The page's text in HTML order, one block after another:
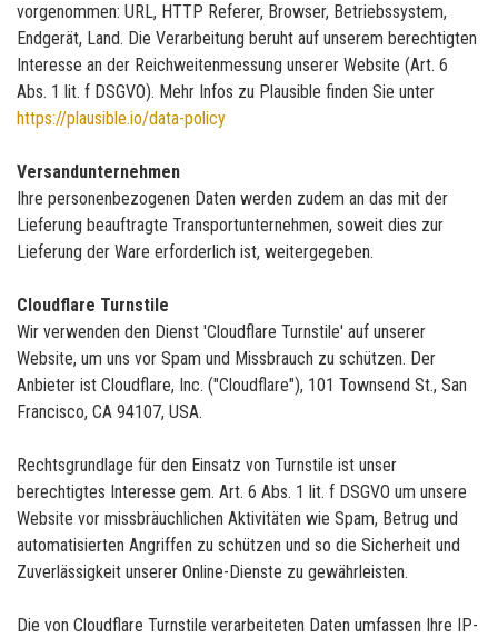
vorgenommen: URL, HTTP Referer, Browser, Betriebssystem,
Endgerät, Land. Die Verarbeitung beruht auf unserem berechtigten
Interesse an der Reichweitenmessung unserer Website (Art. 6
Abs. 1 lit. f DSGVO). Mehr Infos zu Plausible finden Sie unter
https://plausible.io/data-policy
Versandunternehmen
Ihre personenbezogenen Daten werden zudem an das mit der
Lieferung beauftragte Transportunternehmen, soweit dies zur
Lieferung der Ware erforderlich ist, weitergegeben.
Cloudflare Turnstile
Wir verwenden den Dienst 'Cloudflare Turnstile' auf unserer
Website, um uns vor Spam und Missbrauch zu schützen. Der
Anbieter ist Cloudflare, Inc. ("Cloudflare"), 101 Townsend St., San
Francisco, CA 94107, USA.
Rechtsgrundlage für den Einsatz von Turnstile ist unser
berechtigtes Interesse gem. Art. 6 Abs. 1 lit. f DSGVO um unsere
Website vor missbräuchlichen Aktivitäten wie Spam, Betrug und
automatisierten Angriffen zu schützen und so die Sicherheit und
Zuverlässigkeit unserer Online-Dienste zu gewährleisten.
Die von Cloudflare Turnstile verarbeiteten Daten umfassen Ihre IP-